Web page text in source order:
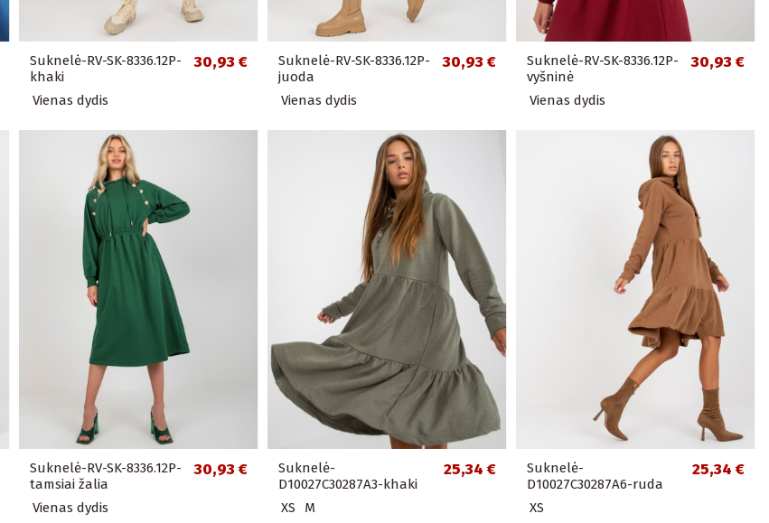
Suknelė-RV-SK-8336.12P-
khaki
30,93 €
Vienas dydis
Suknelė-RV-SK-8336.12P-
juoda
30,93 €
Vienas dydis
Suknelė-RV-SK-8336.12P-
vyšninė
30,93 €
Vienas dydis
Suknelė-RV-SK-8336.12P-
tamsiai žalia
30,93 €
Vienas dydis
Suknelė-
D10027C30287A3-khaki
25,34 €
XS M
Suknelė-
D10027C30287A6-ruda
25,34 €
XS